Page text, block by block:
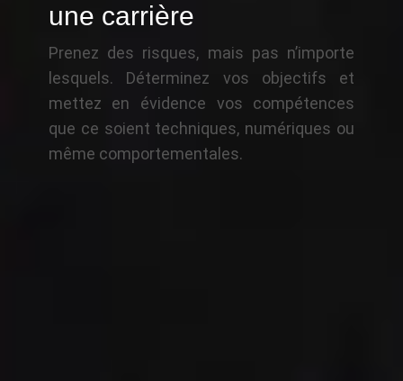
une carrière
Prenez des risques, mais pas n’importe
lesquels. Déterminez vos objectifs et
mettez en évidence vos compétences
que ce soient techniques, numériques ou
même comportementales.